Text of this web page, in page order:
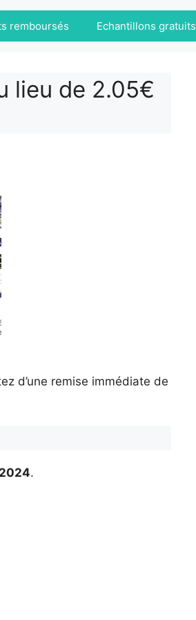
remboursés Echantillons gratuits
lieu de 2.05€
d’une remise immédiate de
.